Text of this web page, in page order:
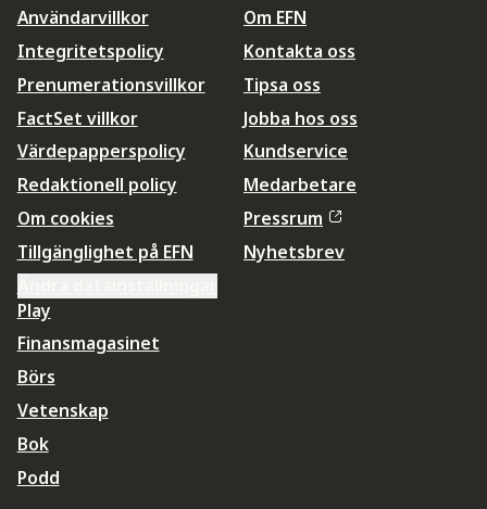
Användarvillkor
Integritetspolicy
Prenumerationsvillkor
FactSet villkor
Värdepapperspolicy
Redaktionell policy
Om cookies
Tillgänglighet på EFN
Om EFN
Kontakta oss
Tipsa oss
Jobba hos oss
Kundservice
Medarbetare
Pressrum
Nyhetsbrev
Play
Finansmagasinet
Börs
Vetenskap
Bok
Podd